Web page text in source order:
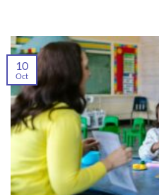
10
Oct